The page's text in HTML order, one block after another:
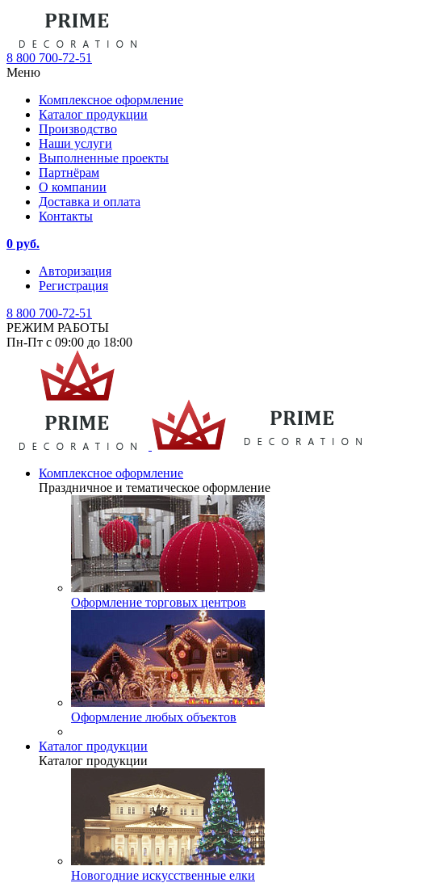
8 800 700-72-51
Меню
Комплексное оформление
Каталог продукции
Производство
Наши услуги
Выполненные проекты
Партнёрам
О компании
Доставка и оплата
Контакты
0 руб.
Авторизация
Регистрация
8 800 700-72-51
РЕЖИМ РАБОТЫ
Пн-Пт с 09:00 до 18:00
Комплексное оформление
Праздничное и тематическое оформление
Оформление торговых центров
Оформление любых объектов
Каталог продукции
Каталог продукции
Новогодние искусственные елки